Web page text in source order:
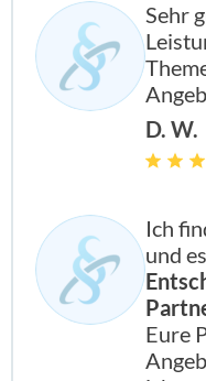
Sehr
D. W.
Ich
und
Eure